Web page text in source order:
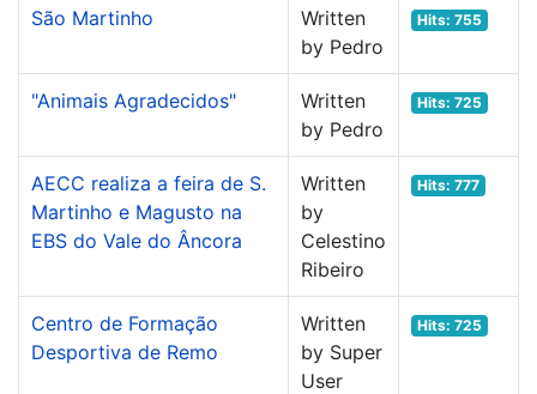
São Martinho
Written
by Pedro
Hits: 755
"Animais Agradecidos"
Written
by Pedro
Hits: 725
AECC realiza a feira de S.
Martinho e Magusto na
EBS do Vale do Âncora
Written
by
Celestino
Ribeiro
Hits: 777
Centro de Formação
Desportiva de Remo
Written
by Super
User
Hits: 725